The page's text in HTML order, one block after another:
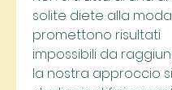
solite diete alla
promettono risultati
impossibili da
la nostra approccio